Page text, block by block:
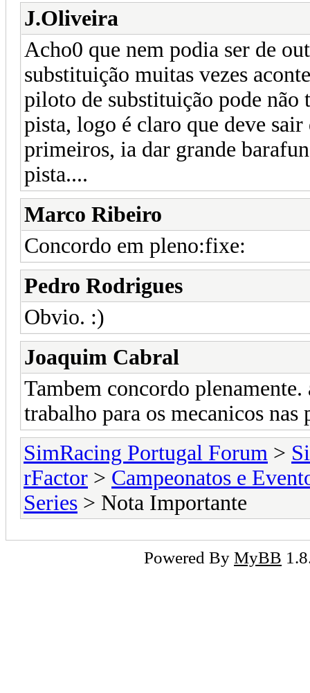
J.Oliveira
Acho0 que nem podia ser de
substituição muitas vezes
piloto de substituição pode não
pista, logo é claro que deve
primeiros, ia dar grande
pista....
Marco Ribeiro
Concordo em pleno:fixe:
Pedro Rodrigues
Obvio. :)
Joaquim Cabral
Tambem concordo
trabalho para os mecanicos
SimRacing Portugal Forum >
rFactor > Campeonatos e
Series > Nota Importante
Powered By MyBB